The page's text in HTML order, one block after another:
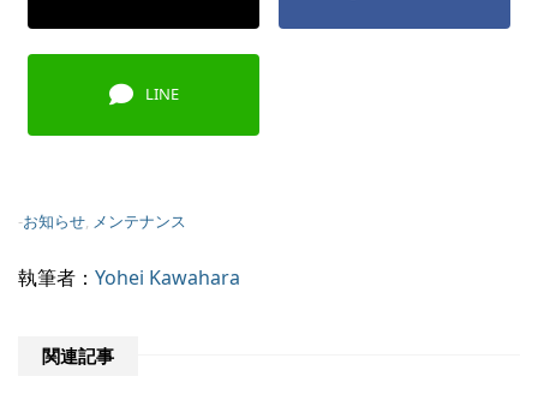
LINE
-お知らせ, メンテナンス
執筆者： Yohei Kawahara
関連記事